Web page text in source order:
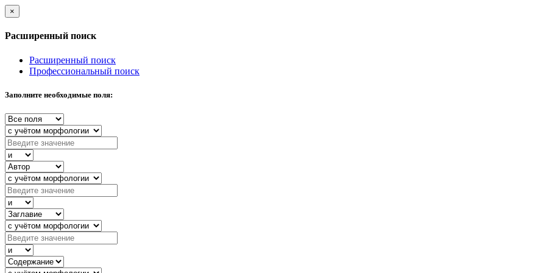
×
Расширенный поиск
Расширенный поиск
Профессиональный поиск
Заполните необходимые поля: